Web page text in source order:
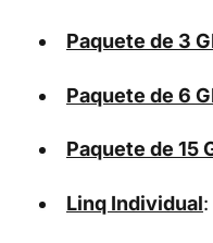
Paquete de 3
Paquete de 6
Paquete de 15
Linq Individual